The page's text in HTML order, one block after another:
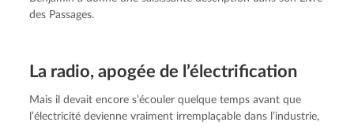
des Passages.
La radio, apogée de l’électrification
Mais il devait encore s’écouler quelque temps avant que
l’électricité devienne vraiment irremplaçable dans l’industrie,